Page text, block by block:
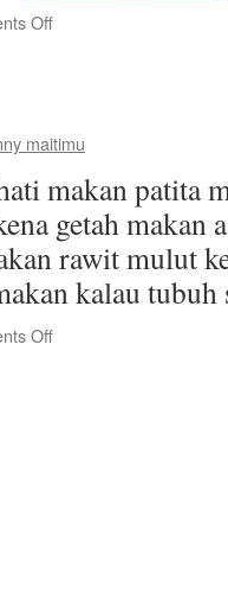
Offon
maitimu
makan patita
getah makan
rawit mulut
kalau
Offon